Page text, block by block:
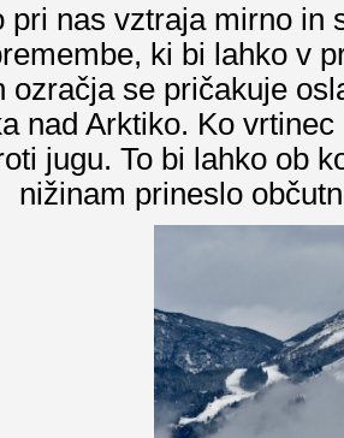
pri nas vztraja mirno in
ki bi lahko v
ozračja se pričakuje
nad Arktiko. Ko
jugu. To bi lahko ob
nižinam prineslo